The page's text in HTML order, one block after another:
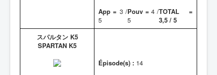
App = 3 /
5
Pouv = 4 /
5
TOTAL =
3,5 / 5
スパルタン K5
SPARTAN K5
Épisode(s) : 14